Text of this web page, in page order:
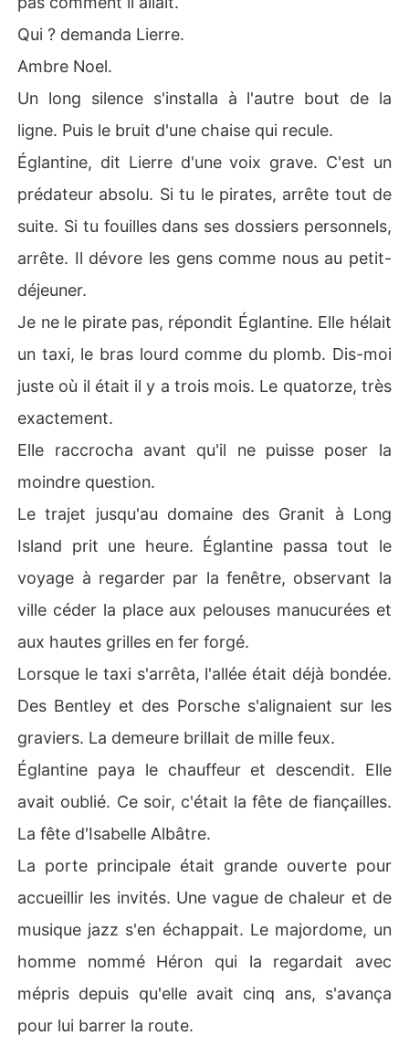
Qui ? demanda Lierre.
Ambre Noel.
Un long silence s'installa à l'autre bout de la
ligne. Puis le bruit d'une chaise qui recule.
Églantine, dit Lierre d'une voix grave. C'est un
prédateur absolu. Si tu le pirates, arrête tout de
suite. Si tu fouilles dans ses dossiers personnels,
arrête. Il dévore les gens comme nous au petit-
déjeuner.
Je ne le pirate pas, répondit Églantine. Elle hélait
un taxi, le bras lourd comme du plomb. Dis-moi
juste où il était il y a trois mois. Le quatorze, très
exactement.
Elle raccrocha avant qu'il ne puisse poser la
moindre question.
Le trajet jusqu'au domaine des Granit à Long
Island prit une heure. Églantine passa tout le
voyage à regarder par la fenêtre, observant la
ville céder la place aux pelouses manucurées et
aux hautes grilles en fer forgé.
Lorsque le taxi s'arrêta, l'allée était déjà bondée.
Des Bentley et des Porsche s'alignaient sur les
graviers. La demeure brillait de mille feux.
Églantine paya le chauffeur et descendit. Elle
avait oublié. Ce soir, c'était la fête de fiançailles.
La fête d'Isabelle Albâtre.
La porte principale était grande ouverte pour
accueillir les invités. Une vague de chaleur et de
musique jazz s'en échappait. Le majordome, un
homme nommé Héron qui la regardait avec
mépris depuis qu'elle avait cinq ans, s'avança
pour lui barrer la route.